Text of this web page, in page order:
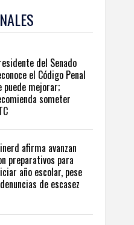
del Senado
el Código Penal
puede mejorar;
someter
afirma avanzan
preparativos para
año escolar, pese
de escasez